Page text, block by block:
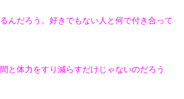
んだろう。好きでもない人と何で付き合って
と体力をすり減らすだけじゃないのだろう